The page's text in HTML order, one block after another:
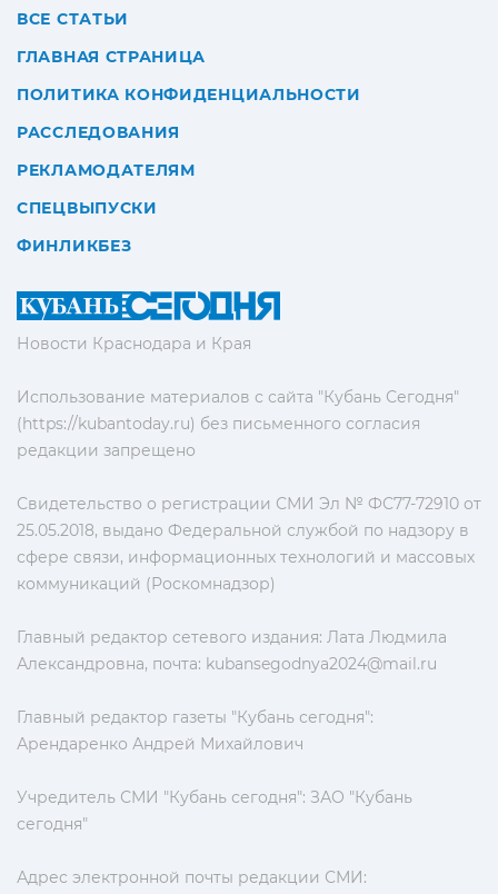
Новости Краснодара и Края
Использование материалов с сайта "Кубань Сегодня"
(https://kubantoday.ru) без письменного согласия
редакции запрещено
Свидетельство о регистрации СМИ Эл № ФС77-72910 от
25.05.2018, выдано Федеральной службой по надзору в
сфере связи, информационных технологий и массовых
коммуникаций (Роскомнадзор)
Главный редактор сетевого издания: Лата Людмила
Александровна, почта: kubansegodnya2024@mail.ru
Главный редактор газеты "Кубань сегодня":
Арендаренко Андрей Михайлович
Учредитель СМИ "Кубань сегодня": ЗАО "Кубань
сегодня"
Адрес электронной почты редакции СМИ:
ВСЕ СТАТЬИ
ГЛАВНАЯ СТРАНИЦА
ПОЛИТИКА КОНФИДЕНЦИАЛЬНОСТИ
РАССЛЕДОВАНИЯ
РЕКЛАМОДАТЕЛЯМ
СПЕЦВЫПУСКИ
ФИНЛИКБЕЗ